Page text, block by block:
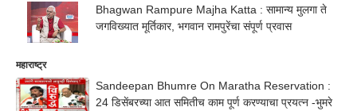
Bhagwan Rampure Majha Katta : सामान्य मुलगा ते
जगविख्यात मूर्तिकार, भगवान रामपुरेंचा संपूर्ण प्रवास
महाराष्ट्र
Sandeepan Bhumre On Maratha Reservation :
24 डिसेंबरच्या आत समितीच काम पूर्ण करण्याचा प्रयत्न -भुमरे